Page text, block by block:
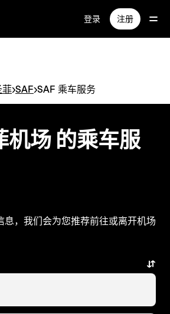
登录 注册
菲>SAF>SAF 乘车服务
机场 的乘车服
息，我们会为您推荐前往或离开机场